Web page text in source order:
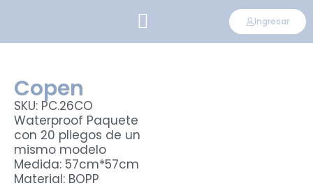
Ingresar
Copen
SKU: PC.26CO
Waterproof Paquete
con 20 pliegos de un
mismo modelo
Medida: 57cm*57cm
Material: BOPP